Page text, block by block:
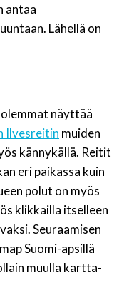
antaa
Lähellä on
näyttää
Ilvesreitin muiden
kännykällä. Reitit
eri paikassa kuin
polut on myös
klikkailla itselleen
Seuraamisen
Suomi-apsillä
muulla kartta-